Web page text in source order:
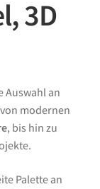
3D
Auswahl an
modernen
, bis hin zu
Palette an